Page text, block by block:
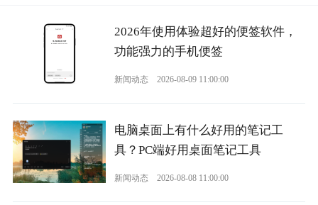
2026年使用体验超好的便签软件，
功能强力的手机便签
新闻动态 2026-08-09 11:00:00
电脑桌面上有什么好用的笔记工
具？PC端好用桌面笔记工具
新闻动态 2026-08-08 11:00:00